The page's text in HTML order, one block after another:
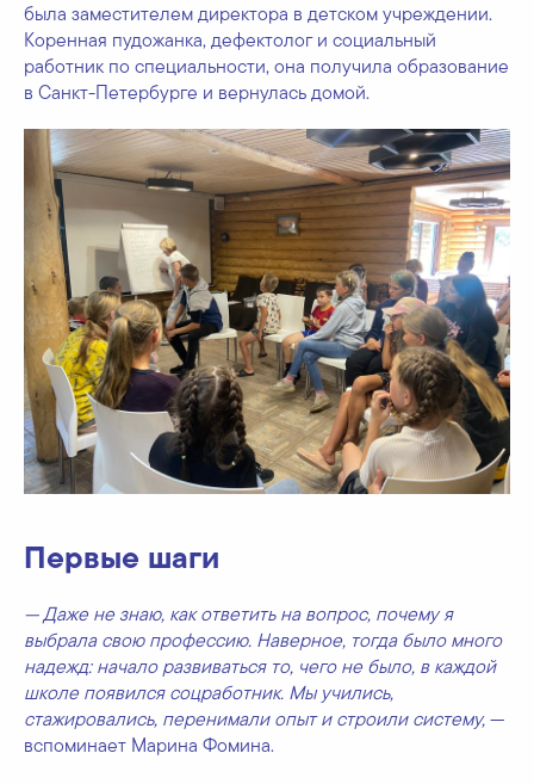
была заместителем директора в детском учреждении.
Коренная пудожанка, дефектолог и социальный
работник по специальности, она получила образование
в Санкт-Петербурге и вернулась домой.
Первые шаги
— Даже не знаю, как ответить на вопрос, почему я
выбрала свою профессию. Наверное, тогда было много
надежд: начало развиваться то, чего не было, в каждой
школе появился соцработник. Мы учились,
стажировались, перенимали опыт и строили систему, —
вспоминает Марина Фомина.